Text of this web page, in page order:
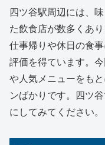
四ツ谷駅周辺には、
た飲食店が数多くあ
仕事帰りや休日の食
評価を得ています。
や人気メニューをも
ンばかりです。四ツ
にしてみてください。